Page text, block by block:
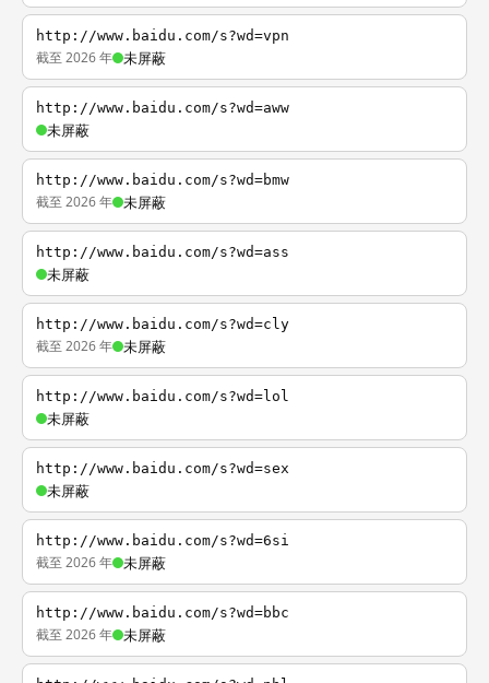
http://www.baidu.com/s?wd=vpn
截至 2026 年 未屏蔽
http://www.baidu.com/s?wd=aww
未屏蔽
http://www.baidu.com/s?wd=bmw
截至 2026 年 未屏蔽
http://www.baidu.com/s?wd=ass
未屏蔽
http://www.baidu.com/s?wd=cly
截至 2026 年 未屏蔽
http://www.baidu.com/s?wd=lol
未屏蔽
http://www.baidu.com/s?wd=sex
未屏蔽
http://www.baidu.com/s?wd=6si
截至 2026 年 未屏蔽
http://www.baidu.com/s?wd=bbc
截至 2026 年 未屏蔽